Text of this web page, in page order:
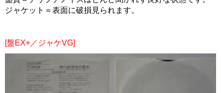
ジャケット＝表面に破損見られます。
[盤EX+／ジャケVG]